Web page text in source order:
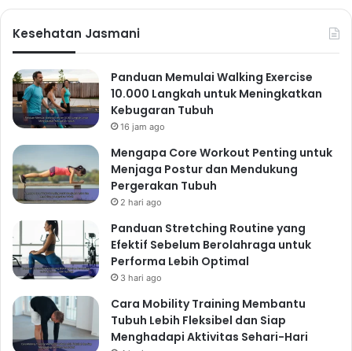
Kesehatan Jasmani
Panduan Memulai Walking Exercise
10.000 Langkah untuk Meningkatkan
Kebugaran Tubuh
16 jam ago
Mengapa Core Workout Penting untuk
Menjaga Postur dan Mendukung
Pergerakan Tubuh
2 hari ago
Panduan Stretching Routine yang
Efektif Sebelum Berolahraga untuk
Performa Lebih Optimal
3 hari ago
Cara Mobility Training Membantu
Tubuh Lebih Fleksibel dan Siap
Menghadapi Aktivitas Sehari-Hari